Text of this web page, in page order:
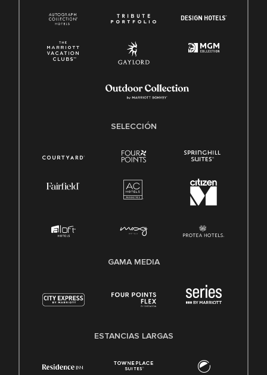
SELECCIÓN
GAMA MEDIA
ESTANCIAS LARGAS